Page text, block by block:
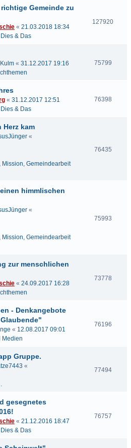
Gemeinde zu
« 21.03.2018 18:34
& Das
127920
« 31.12.2017 19:16
75799
« 31.12.2017 12:51
& Das
76398
Herz kam
«
Mission, Gemeindearbeit
76435
himmlischen
«
Mission, Gemeindearbeit
75993
zur menschlichen
« 24.09.2017 16:28
73778
- Denkangebote
« 12.08.2017 09:01
Medien
76196
Gruppe.
«
77494
gesegnetes
« 21.12.2016 18:47
& Das
76757